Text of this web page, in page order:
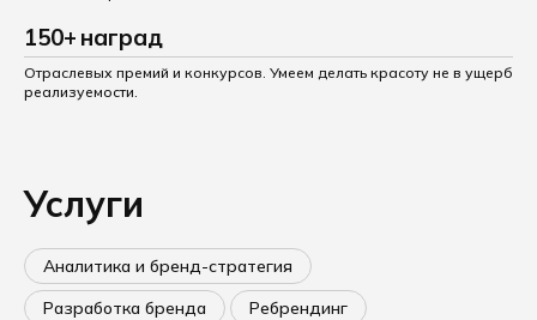
150+ наград
Отраслевых премий и конкурсов. Умеем делать красоту не в ущерб
реализуемости.
Услуги
Аналитика и бренд-стратегия
Разработка бренда
Ребрендинг